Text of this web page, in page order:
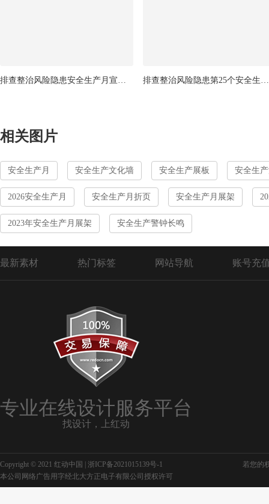
排查整治风险隐患安全生产月宣传展板 排查整治风险隐患第25个安全生产月传展板
相关图片
安全生产月 安全生产文化墙 安全生产展板 安全生
2026安全生产月 安全生产月折页 安全生产月展架
2023年安全生产月展架 安全生产警钟长鸣
最新素材 热门标签 网站导航 账号充
专业在线设计服务平台
找设计，上红动
Copyright © 2021 红动中国 | 浙ICP备2021015139号-1
若您的
本公司网络广告用字经北大方正电子有限公司授权许可